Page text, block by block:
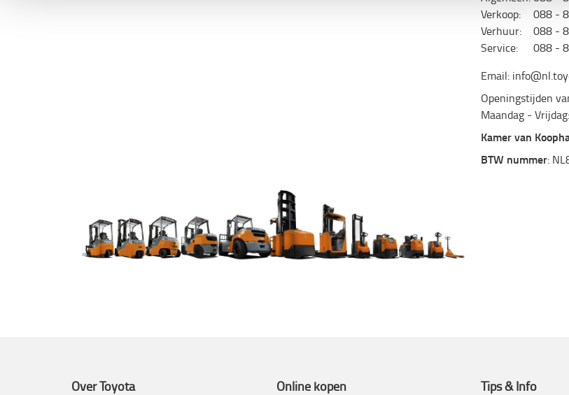
Verkoop:
Verhuur:
Service:
088 -
088 -
088 -
Email:
Openingstijden
Maandag -
Kamer van
BTW nummer:
Over Toyota
Online kopen
Tips & Info